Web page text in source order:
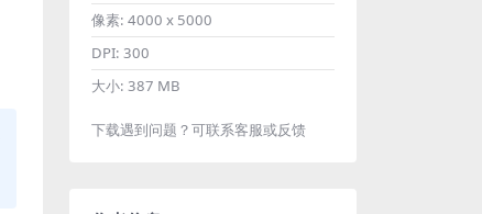
像素: 4000 x 5000
DPI: 300
大小: 387 MB
下载遇到问题？可联系客服或反馈